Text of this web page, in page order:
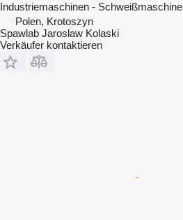
Industriemaschinen - Schweißmaschine
Polen, Krotoszyn
Spawlab Jaroslaw Kolaski
Verkäufer kontaktieren